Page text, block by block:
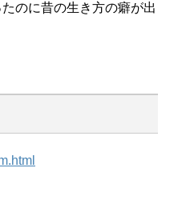
のに昔の生き方の癖が出